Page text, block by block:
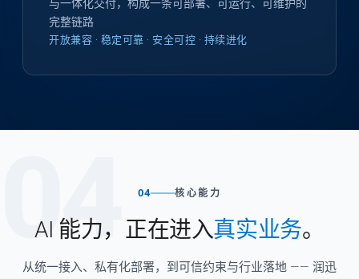
与一体化交付，构成一条可部署、可运行、可维护的
完整链路
开放兼容 · 稳定可靠 · 安全可控 · 持续进化
04 04 核心能力
AI 能力，正在进入真实业务。
从统一接入、私有化部署，到可信约束与行业落地 —— 润迅